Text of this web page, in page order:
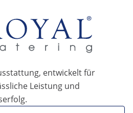
entwickelt für
Leistung und